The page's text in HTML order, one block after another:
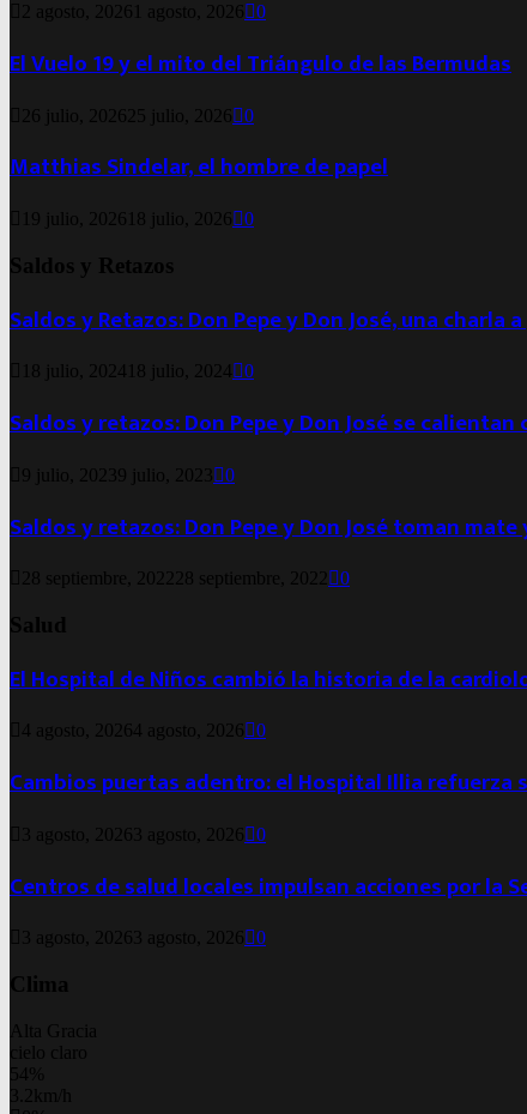
2 agosto, 2026 1 agosto, 2026 0
El Vuelo 19 y el mito del Triángulo de las Bermudas
26 julio, 2026 25 julio, 2026 0
Matthias Sindelar, el hombre de papel
19 julio, 2026 18 julio, 2026 0
Saldos y Retazos
Saldos y Retazos: Don Pepe y Don José, una
18 julio, 2024 18 julio, 2024 0
Saldos y retazos: Don Pepe y Don José se
9 julio, 20239 julio, 2023 0
Saldos y retazos: Don Pepe y Don José toman
28 septiembre, 2022 28 septiembre, 2022 0
Salud
El Hospital de Niños cambió la historia de la
4 agosto, 20264 agosto, 2026 0
Cambios puertas adentro: el Hospital Illia refuerza
3 agosto, 2026 3 agosto, 2026 0
Centros de salud locales impulsan acciones por la
3 agosto, 2026 3 agosto, 2026 0
Clima
Alta Gracia
cielo claro
54%
3.2km/h